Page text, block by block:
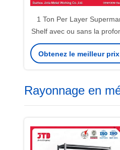
1 Ton Per Layer
Shelf avec ou sans la
en acier 1200MM
Obtenez le meilleur prix
Rayonnage en